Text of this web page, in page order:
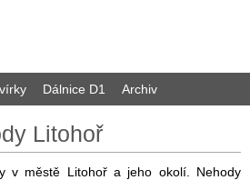
Dálnice D1 Archiv
Litohoř
v městě Litohoř a jeho okolí. Nehody